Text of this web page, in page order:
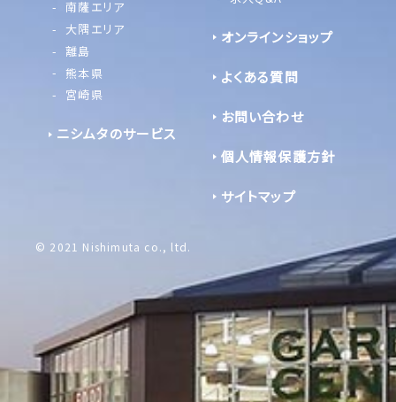
南薩エリア
大隅エリア
離島
熊本県
宮崎県
ニシムタのサービス
オンラインショップ
よくある質問
お問い合わせ
個人情報保護方針
サイトマップ
© 2021 Nishimuta co., ltd.